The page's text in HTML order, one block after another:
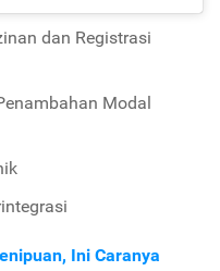
dan Registrasi
Modal
Ini Caranya